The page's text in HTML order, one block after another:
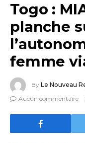
Togo :
planche
femme
By Le Nouveau
Aucun commentaire